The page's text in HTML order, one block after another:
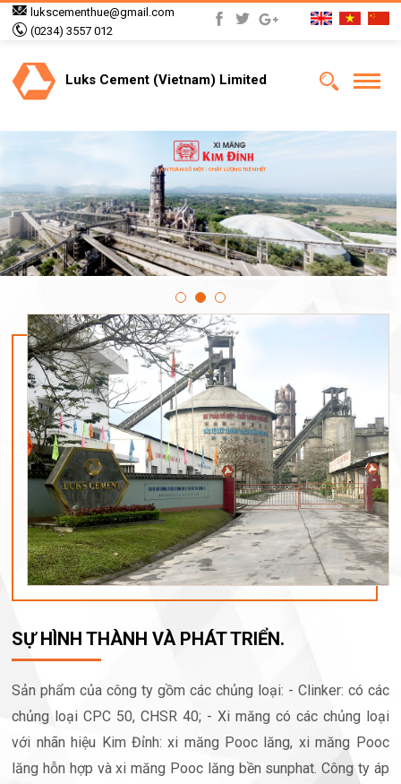
lukscementhue@gmail.com
(0234) 3557 012
Luks Cement (Vietnam) Limited
AN TOÀN SỐ MỘT - CHẤT LƯỢNG TRÊN HẾT
SỰ HÌNH THÀNH VÀ PHÁT TRIỂN.
Sản phẩm của công ty gồm các chủng loại: - Clinker: có các
chủng loại CPC 50, CHSR 40; - Xi măng có các chủng loại
với nhãn hiệu Kim Đỉnh: xi măng Pooc lăng, xi măng Pooc
lăng hỗn hợp và xi măng Pooc lăng bền sunphat. Công ty áp